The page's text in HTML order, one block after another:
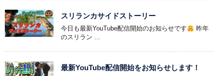
スリランカサイドストーリー
今日も最新YouTube配信開始のお知らせです
昨年
のスリラン ...
最新YouTube配信開始をお知らせします！